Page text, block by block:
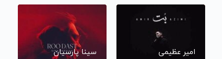
امیر عظیمی سینا پارسیان